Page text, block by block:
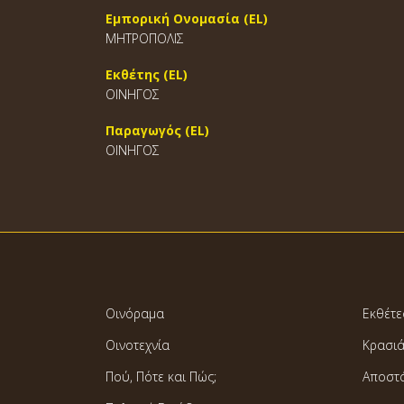
Εμπορική Ονομασία (EL)
ΜΗΤΡΟΠΟΛΙΣ
Εκθέτης (EL)
ΟΙΝΗΓΟΣ
Παραγωγός (EL)
ΟΙΝΗΓΟΣ
Οινόραμα
Οινοτεχνία
Πού, Πότε και Πώς;
Κρασιά